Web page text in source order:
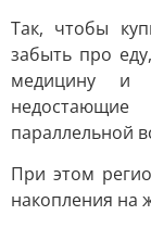
Так, чтобы
забыть про
медицину и
параллельной
При этом
накопления на